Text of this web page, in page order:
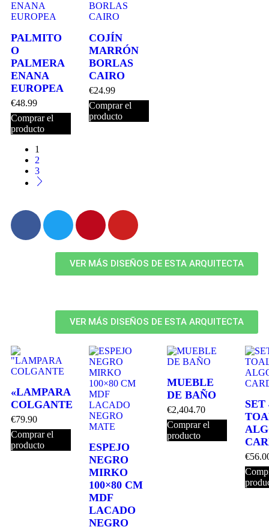
PALMITO
O
PALMERA
ENANA
EUROPEA
€48.99
Comprar el
producto
COJÍN
MARRÓN
BORLAS
CAIRO
€24.99
Comprar el
producto
1
2
3
VER MÁS DISEÑOS DE ESTA ARQUITECTA
VER MÁS DISEÑOS DE ESTA ARQUITECTA
«LAMPARA
COLGANTE
€79.90
Comprar el
producto
ESPEJO
NEGRO
MIRKO
100×80 CM
MDF
LACADO
NEGRO
MUEBLE
DE BAÑO
€2,404.70
Comprar el
producto
SET
€